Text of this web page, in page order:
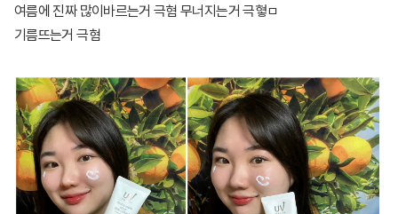
여름에 진짜 많이바르는거 극혐 무너지는거 극혛ㅁ
기름뜨는거 극혐